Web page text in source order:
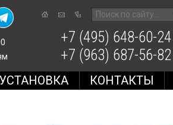
+7 (495) 648-60-24
+7 (963) 687-56-82
УСТАНОВКА КОНТАКТЫ